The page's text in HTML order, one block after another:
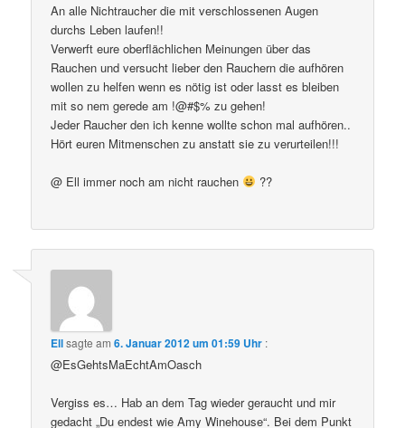
An alle Nichtraucher die mit verschlossenen Augen
durchs Leben laufen!!
Verwerft eure oberflächlichen Meinungen über das
Rauchen und versucht lieber den Rauchern die aufhören
wollen zu helfen wenn es nötig ist oder lasst es bleiben
mit so nem gerede am !@#$% zu gehen!
Jeder Raucher den ich kenne wollte schon mal aufhören..
Hört euren Mitmenschen zu anstatt sie zu verurteilen!!!
@ Ell immer noch am nicht rauchen ??
Ellsagte am6. Januar 2012 um 01:59 Uhr :
@EsGehtsMaEchtAmOasch
Vergiss es… Hab an dem Tag wieder geraucht und mir
gedacht „Du endest wie Amy Winehouse“. Bei dem Punkt